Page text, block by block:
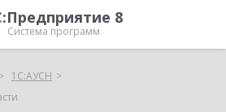
8
Система программ
1С:АУСН